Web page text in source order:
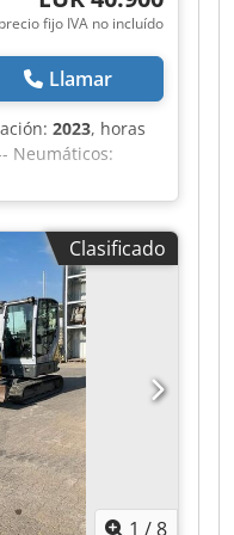
precio fijo IVA no incluído
Llamar
2023, horas
Neumáticos:
80R18EM
rápido
(cinemática
Incluye pala
Aqqsrf
Clasificado
1 /8